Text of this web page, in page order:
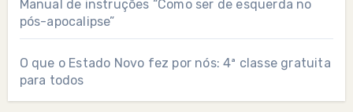
Manual de instruções “Como ser de esquerda no
pós-apocalipse”
O que o Estado Novo fez por nós: 4ª classe gratuita
para todos